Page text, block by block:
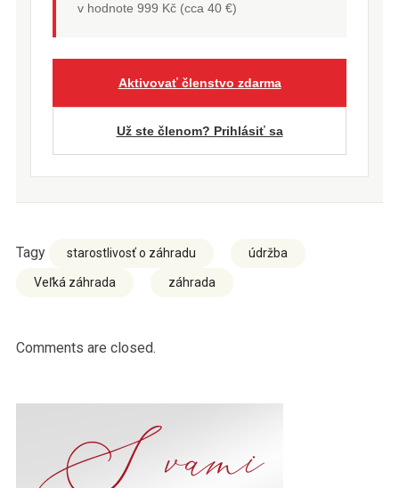
v hodnote 999 Kč (cca 40 €)
Aktivovať členstvo zdarma
Už ste členom? Prihlásiť sa
Tagy starostlivosť o záhradu údržba
Veľká záhrada záhrada
Comments are closed.